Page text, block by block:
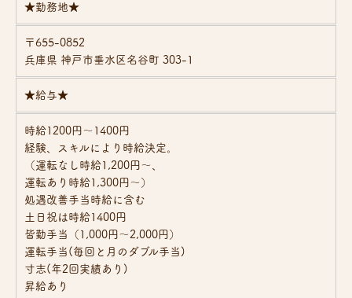
★勤務地★
〒655-0852
兵庫県 神戸市垂水区名谷町 303-1
★給与★
時給1200円～1400円
経験、スキルにより時給決定。
（運転なし時給1,200円～、
運転あり時給1,300円～）
処遇改善手当時給に含む
土日祝は時給1400円
皆勤手当（1,000円～2,000円）
運転手当(毎回と月のダブル手当)
寸志(年2回実績あり)
昇給あり